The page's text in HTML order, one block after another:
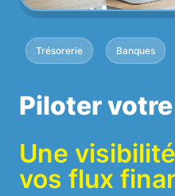
Trésorerie Banques
Piloter
Une
vos flux